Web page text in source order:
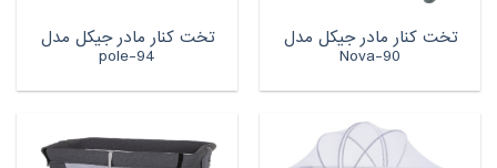
تخت کنار مادر جیکل مدل
Nova-90
تخت کنار مادر جیکل مدل
pole-94